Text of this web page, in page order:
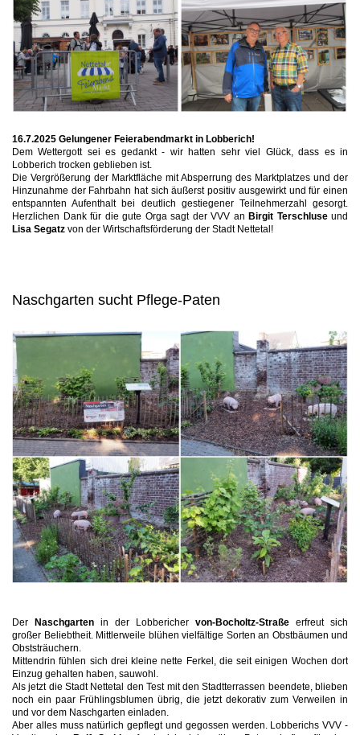
16.7.2025 Gelungener Feierabendmarkt in Lobberich!
Dem Wettergott sei es gedankt - wir hatten sehr viel Glück, dass es in
Lobberich trocken geblieben ist.
Die Vergrößerung der Marktfläche mit Absperrung des Marktplatzes und der
Hinzunahme der Fahrbahn hat sich äußerst positiv ausgewirkt und für einen
entspannten Aufenthalt bei deutlich gestiegener Teilnehmerzahl gesorgt.
Herzlichen Dank für die gute Orga sagt der VVV an Birgit Terschluseund
Lisa Segatz von der Wirtschaftsförderung der Stadt Nettetal!
Naschgarten sucht Pflege-Paten
Der Naschgarten in der Lobbericher von-Bocholtz-Straße erfreut sich
großer Beliebtheit. Mittlerweile blühen vielfältige Sorten an Obstbäumen und
Obststräuchern.
Mittendrin fühlen sich drei kleine nette Ferkel, die seit einigen Wochen dort
Einzug gehalten haben, sauwohl.
Als jetzt die Stadt Nettetal den Test mit den Stadtterrassen beendete, blieben
noch ein paar Frühlingsblumen übrig, die jetzt dekorativ zum Verweilen in
und vor dem Naschgarten einladen.
Aber alles muss natürlich gepflegt und gegossen werden. Lobberichs VVV -